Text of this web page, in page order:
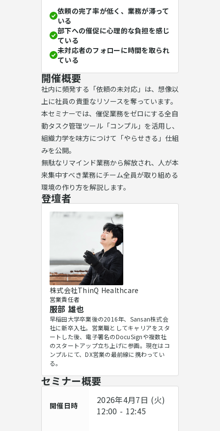
依頼の完了率が低く、業務が滞って
いる
部下への催促に心理的な負担を感じ
ている
未対応者のフォローに時間を取られ
ている
開催概要
社内に頻発する「依頼の未対応」は、想像以
上に社員の貴重なリソースを奪っています。
本セミナーでは、催促業務をゼロにする全自
動タスク管理ツール「コンプル」を活用し、
組織力学を味方につけて「やらせきる」仕組
みを公開。
無駄なリマインド業務から解放され、人が本
来集中すべき業務にチーム全員が取り組める
環境の作り方を解説します。
登壇者
株式会社ThinQ Healthcare
営業責任者
服部 雄也
早稲田大学卒業後の2016年、Sansan株式会
社に新卒入社。営業職としてキャリアをスタ
ートした後、電子署名のDocuSignや複数社
のスタートアップ立ち上げに参画。現在はコ
ンプルにて、DX営業の最前線に携わってい
る。
セミナー概要
開催日時
2026年4月7日 (火)
12:00 - 12:45